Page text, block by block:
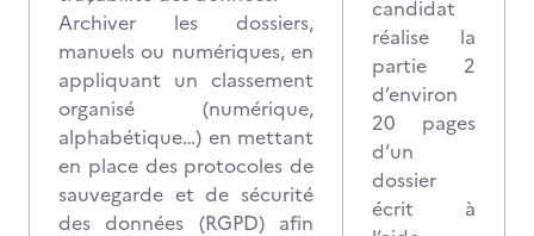
Archiver les dossiers,
manuels ou numériques, en
appliquant un classement
organisé (numérique,
alphabétique…) en mettant
en place des protocoles de
sauvegarde et de sécurité
des données (RGPD) afin
candidat
réalise la
partie 2
d’environ
20 pages
d’un
dossier
écrit à